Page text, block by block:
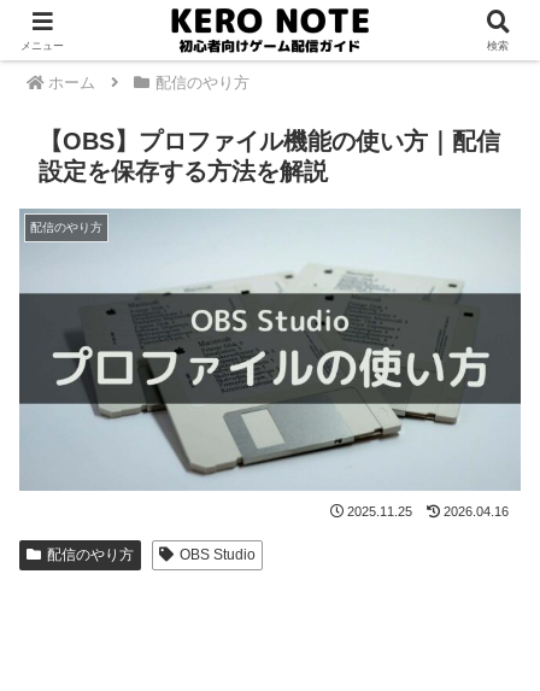
PR
ホーム 配信のやり方
【OBS】プロファイル機能の使い方｜配信
設定を保存する方法を解説
配信のやり方
2025.11.25 2026.04.16
配信のやり方 OBS Studio
メニュー 検索